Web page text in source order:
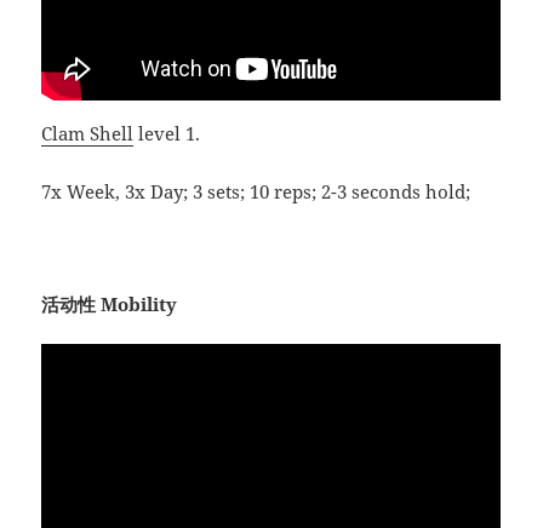
Clam Shell level 1.
7x Week, 3x Day; 3 sets; 10 reps; 2-3 seconds hold;
活动性 Mobility